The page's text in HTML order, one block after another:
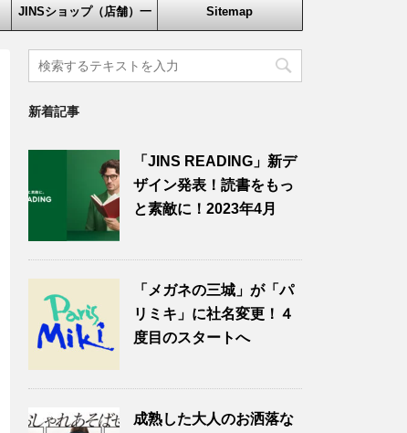
JINSショップ（店舗）一
覧
Sitemap
新着記事
「JINS READING」新デ
ザイン発表！読書をもっ
と素敵に！2023年4月
「メガネの三城」が「パ
リミキ」に社名変更！４
度目のスタートへ
成熟した大人のお洒落な